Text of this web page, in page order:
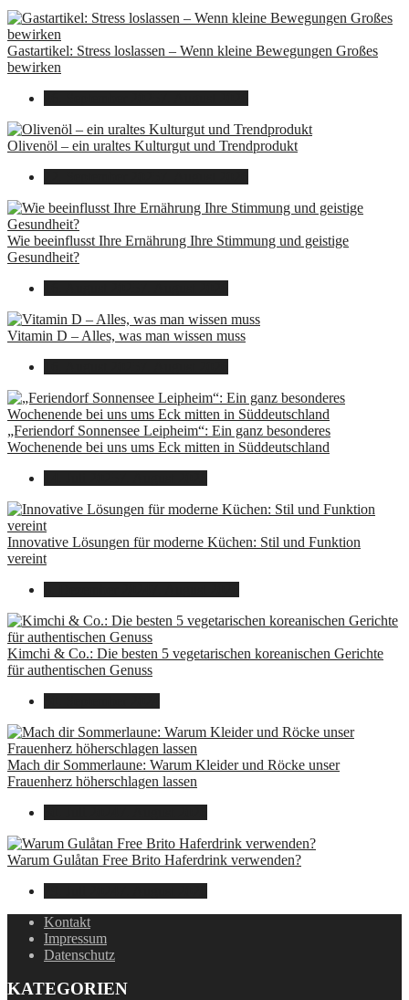
Gastartikel: Stress loslassen – Wenn kleine Bewegungen Großes
bewirken
Olivenöl – ein uraltes Kulturgut und Trendprodukt
Wie beeinflusst Ihre Ernährung Ihre Stimmung und geistige
Gesundheit?
Vitamin D – Alles, was man wissen muss
„Feriendorf Sonnensee Leipheim“: Ein ganz besonderes
Wochenende bei uns ums Eck mitten in Süddeutschland
Innovative Lösungen für moderne Küchen: Stil und Funktion
vereint
Kimchi & Co.: Die besten 5 vegetarischen koreanischen Gerichte
für authentischen Genuss
Mach dir Sommerlaune: Warum Kleider und Röcke unser
Frauenherz höherschlagen lassen
Warum Gulåtan Free Brito Haferdrink verwenden?
Kontakt
Impressum
Datenschutz
KATEGORIEN